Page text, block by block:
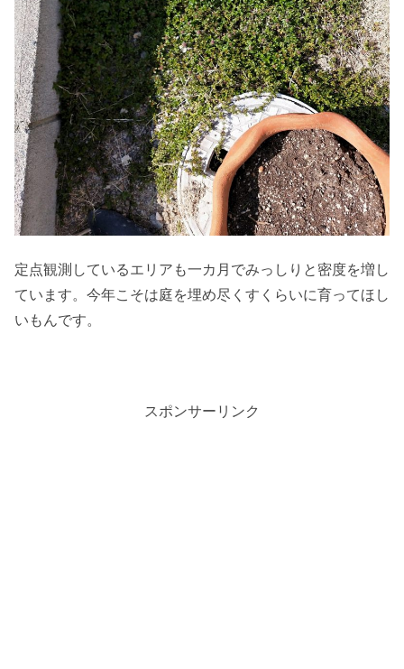
定点観測しているエリアも一カ月でみっしりと密度を増し
ています。今年こそは庭を埋め尽くすくらいに育ってほし
いもんです。
スポンサーリンク